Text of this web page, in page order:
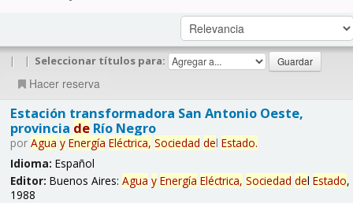
| | Seleccionar títulos para:
Hacer reserva
Estación transformadora San Antonio Oeste,
provincia deRío Negro
por Agua y Energía Eléctrica, Sociedad del Estado.
Idioma: Español
Editor: Buenos Aires: Agua y Energía Eléctrica, Sociedad del Estado,
1988